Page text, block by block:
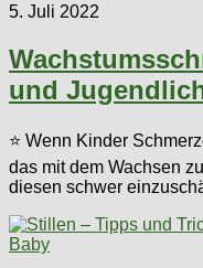
5. Juli 2022
und
⭐ Wenn Kinder
das mit dem Wachsen
diesen schwer